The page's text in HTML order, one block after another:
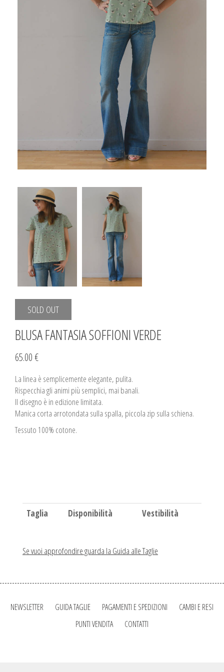
SOLD OUT
BLUSA FANTASIA SOFFIONI VERDE
65.00 €
La linea è semplicemente elegante, pulita.
Rispecchia gli animi più semplici, mai banali.
Il disegno è in edizione limitata.
Manica corta arrotondata sulla spalla, piccola zip sulla schiena.
Tessuto 100% cotone.
Taglia Disponibilità Vestibilità
Se vuoi approfondire guarda la Guida alle Taglie
NEWSLETTER GUIDA TAGLIE PAGAMENTI E SPEDIZIONI
CAMBI E RESI
PUNTI VENDITA
CONTATTI